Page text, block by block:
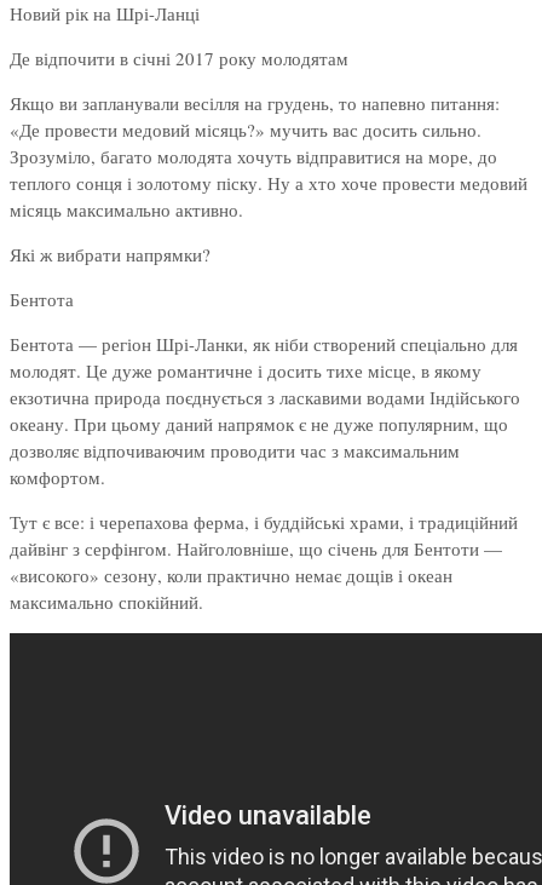
Новий рік на Шрі-Ланці
Де відпочити в січні 2017 року молодятам
Якщо ви запланували весілля на грудень, то напевно питання:
«Де провести медовий місяць?» мучить вас досить сильно.
Зрозуміло, багато молодята хочуть відправитися на море, до
теплого сонця і золотому піску. Ну а хто хоче провести медовий
місяць максимально активно.
Які ж вибрати напрямки?
Бентота
Бентота — регіон Шрі-Ланки, як ніби створений спеціально для
молодят. Це дуже романтичне і досить тихе місце, в якому
екзотична природа поєднується з ласкавими водами Індійського
океану. При цьому даний напрямок є не дуже популярним, що
дозволяє відпочиваючим проводити час з максимальним
комфортом.
Тут є все: і черепахова ферма, і буддійські храми, і традиційний
дайвінг з серфінгом. Найголовніше, що січень для Бентоти —
«високого» сезону, коли практично немає дощів і океан
максимально спокійний.